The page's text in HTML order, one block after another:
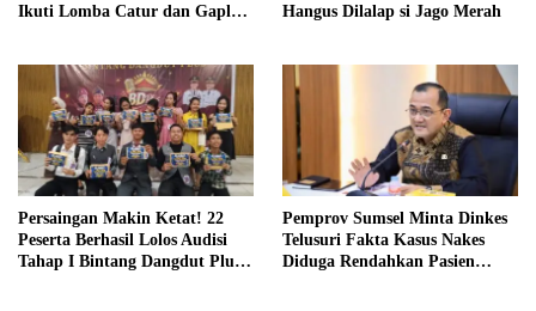
Ikuti Lomba Catur dan Gaple
Hangus Dilalap si Jago Merah
Persaingan Makin Ketat! 22
Peserta Berhasil Lolos Audisi
Tahap I Bintang Dangdut Plus
Pemprov Sumsel Minta Dinkes
Telusuri Fakta Kasus Nakes
Diduga Rendahkan Pasien